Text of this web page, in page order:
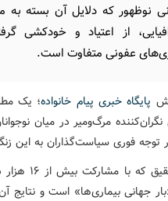
نوظهور که دلایل آن بسته به
از اعتیاد و خودکشی
عفونی متفاوت است.
پایگاه خبری پیام خانواده؛ یک
نگران‌کننده مرگ‌ومیر در میان
توجه فوری سیاست‌گذاران به این
جهانی بیماری‌ها» است و نتایج